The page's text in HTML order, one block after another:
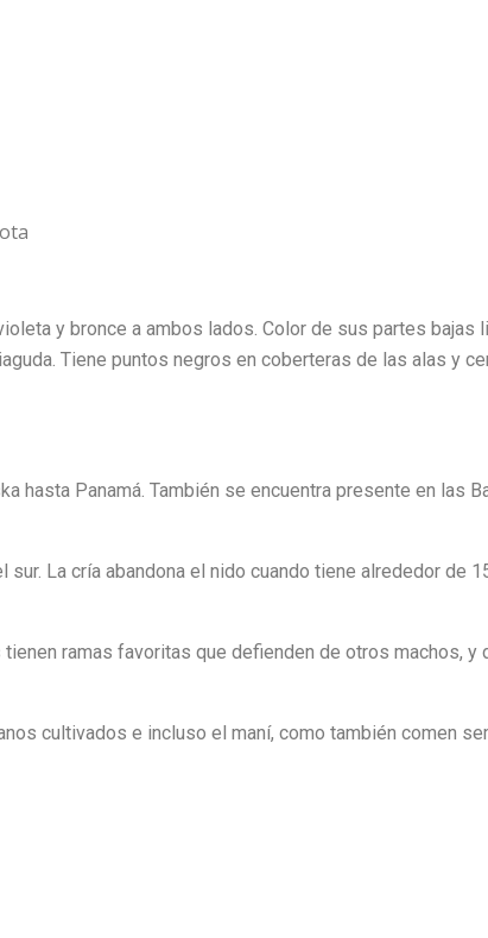
y bronce a ambos lados. Color de sus partes bajas
Tiene puntos negros en coberteras de las alas y
hasta Panamá. También se encuentra presente en las
La cría abandona el nido cuando tiene alrededor de
ramas favoritas que defienden de otros machos, y
cultivados e incluso el maní, como también comen